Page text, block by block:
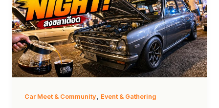
Car Meet & Community, Event & Gathering